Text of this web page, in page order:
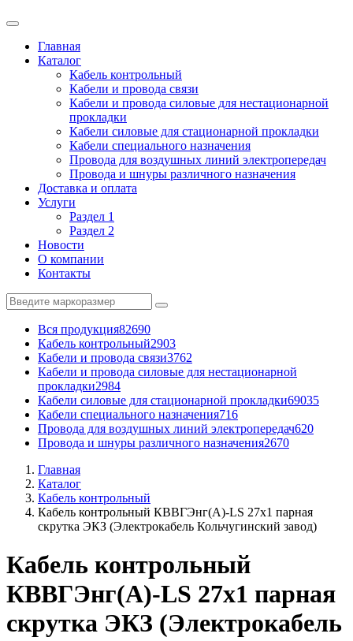
Главная
Каталог
Кабель контрольный
Кабели и провода связи
Кабели и провода силовые для нестационарной
прокладки
Кабели силовые для стационарной прокладки
Кабели специального назначения
Провода для воздушных линий электропередач
Провода и шнуры различного назначения
Доставка и оплата
Услуги
Раздел 1
Раздел 2
Новости
О компании
Контакты
Вся продукция82690
Кабель контрольный2903
Кабели и провода связи3762
Кабели и провода силовые для нестационарной
прокладки2984
Кабели силовые для стационарной прокладки69035
Кабели специального назначения716
Провода для воздушных линий электропередач620
Провода и шнуры различного назначения2670
Главная
Каталог
Кабель контрольный
Кабель контрольный КВВГЭнг(А)-LS 27x1 парная
скрутка ЭКЗ (Электрокабель Кольчугинский завод)
Кабель контрольный
КВВГЭнг(А)-LS 27x1 парная
скрутка ЭКЗ (Электрокабель